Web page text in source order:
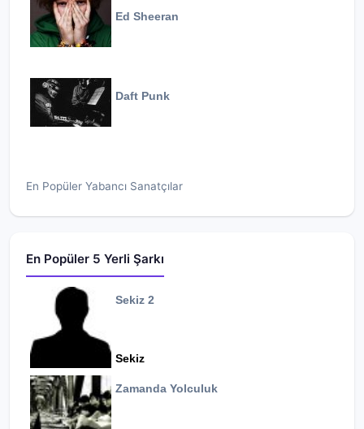
Ed Sheeran
Daft Punk
En Popüler Yabancı Sanatçılar
En Popüler 5 Yerli Şarkı
Sekiz 2
Sekiz
Zamanda Yolculuk